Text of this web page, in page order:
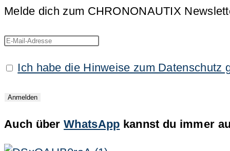
Melde dich zum CHRONONAUTIX
Ich habe die Hinweise zum Datenschutz
Auch überWhatsApp kannst du immer